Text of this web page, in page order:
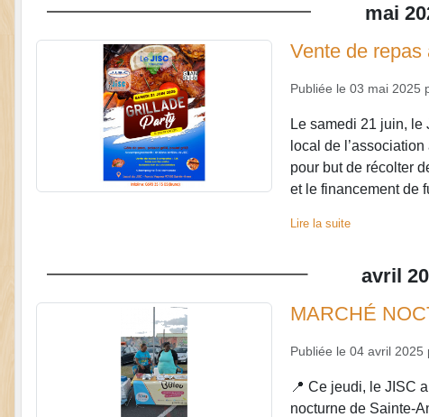
mai
Vente de repas
Publiée le 03 mai 2025
Le samedi 21 juin, le
local de
pour but de récolter
et le financement de
Lire la suite
avril
MARCHÉ
Publiée le 04 avril 2025
📍 Ce jeudi, le JISC
nocturne de Sainte-